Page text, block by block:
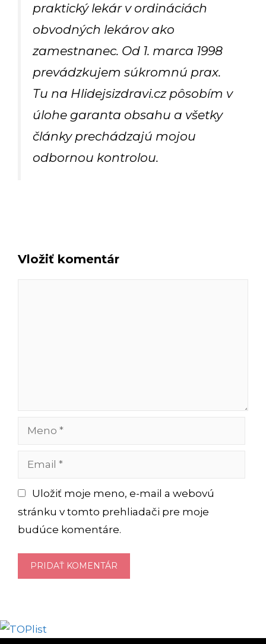
praktický lekár v ordináciách
obvodných lekárov ako
zamestnanec. Od 1. marca 1998
prevádzkujem súkromnú prax.
Tu na Hlidejsizdravi.cz pôsobím v
úlohe garanta obsahu a všetky
články prechádzajú mojou
odbornou kontrolou.
Vložiť komentár
Meno
Email
Uložiť moje meno, e-mail a webovú
stránku v tomto prehliadači pre moje
budúce komentáre.